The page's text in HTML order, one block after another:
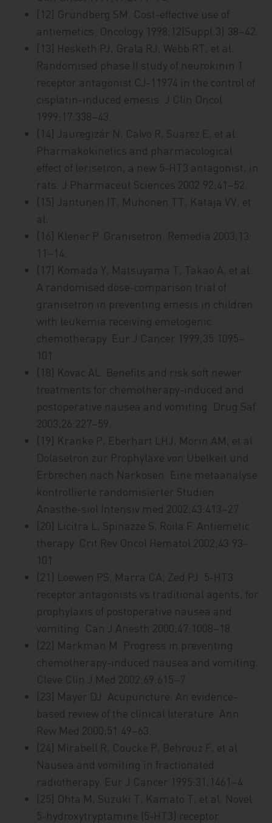
[12] Grundberg SM. Cost-effective use of
antiemetics. Oncology 1998;12(Suppl.3):38–42.
[13] Hesketh PJ, Grala RJ, Webb RT, et al.
Randomised phase II study of neurokinin 1
receptor antagonist CJ-11974 in the control of
cisplatin-induced emesis. J Clin Oncol
1999;17:338–43.
[14] Jauregizár N, Calvo R, Suarez E, et al.
Pharmakokinetics and pharmacological
effect of lerisetron, a new 5-HT3 antagonist, in
rats. J Pharmaceut Sciences 2002:92;41–52.
[15] Jantunen IT, Muhonen TT, Kataja VV, et
al.
[16] Klener P. Granisetron. Remedia 2003;13:
11–14.
[17] Komada Y, Matsuyama T, Takao A, et al.
A randomised dose-comparison trial of
granisetron in preventing emesis in children
with leukemia receiving emetogenic
chemotherapy. Eur J Cancer 1999;35:1095–
101.
[18] Kovac AL. Benefits and risk soft newer
treatments for chemotherapy-induced and
postoperative nausea and vomiting. Drug Saf
2003;26:227–59.
[19] Kranke P, Eberhart LHJ, Morin AM, et al.
Dolasetron zur Prophylaxe von Übelkeit und
Erbrechen nach Narkosen. Eine metaanalyse
kontrollierte randomisierter Studien.
Anasthe-siol Intensiv med 2002;43:413–27.
[20] Licitra L, Spinazze S, Roila F. Antiemetic
therapy. Crit Rev Oncol Hematol 2002;43:93–
101.
[21] Loewen PS, Marra CA, Zed PJ. 5-HT3
receptor antagonists vs traditional agents, for
prophylaxis of postoperative nausea and
vomiting. Can J Anesth 2000;47:1008–18.
[22] Markman M. Progress in preventing
chemotherapy-induced nausea and vomiting.
Cleve Clin J Med 2002;69:615–7.
[23] Mayer DJ. Acupuncture: An evidence-
based review of the clinical literature. Ann
Rew Med 2000;51:49–63.
[24] Mirabell R, Coucke P, Behrouz F, et al.
Nausea and vomiting in fractionated
radiotherapy. Eur J Cancer 1995:31;1461–4.
[25] Ohta M, Suzuki T, Kamato T, et al. Novel
5-hydroxytryptamine (5-HT3) receptor